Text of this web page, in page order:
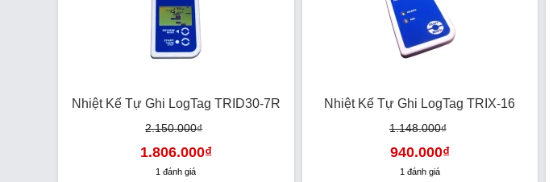
Nhiệt Kế Tự Ghi LogTag TRID30-7R
2.150.000₫
1.806.000₫
1 đánh giá
Nhiệt Kế Tự Ghi LogTag TRIX-16
1.148.000₫
940.000₫
1 đánh giá